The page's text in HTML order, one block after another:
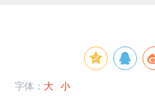
字体： 大 小